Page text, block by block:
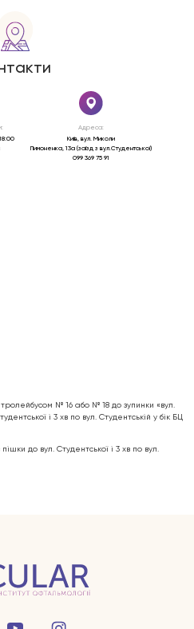
Лікарі
Адреса:
Київ, вул. Миколи
Пимоненка, 13a (заїзд з вул.Студентської)
099 369 75 91
№ 16 або № 18 до зупинки «вул.
і 3 хв по вул. Студентській у бік БЦ
до вул. Студентської і 3 хв по вул.